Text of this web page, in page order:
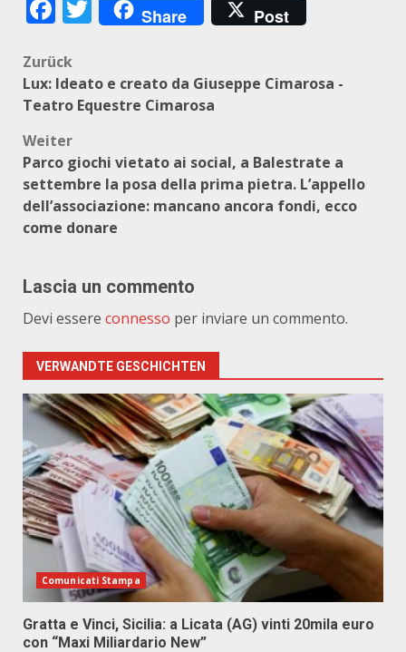
Facebook
Twitter
Share Post
Beitragsnavigation
Zurück
Lux: Ideato e creato da Giuseppe Cimarosa -
Teatro Equestre Cimarosa
Weiter
Parco giochi vietato ai social, a Balestrate a
settembre la posa della prima pietra. L’appello
dell’associazione: mancano ancora fondi, ecco
come donare
Lascia un commento
Devi essere connesso per inviare un commento.
VERWANDTE GESCHICHTEN
Comunicati Stampa
Gratta e Vinci, Sicilia: a Licata (AG) vinti 20mila euro
con “Maxi Miliardario New”